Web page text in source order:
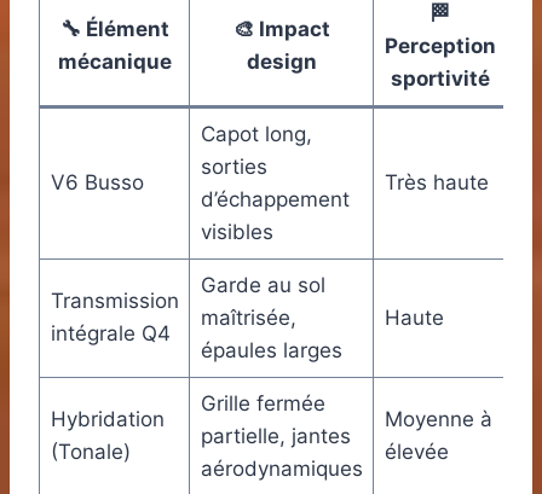
🔧 Élément
mécanique
🎨 Impact
design
🏁
Perception
sportivité
V6 Busso
Capot long,
sorties
d’échappement
visibles
Très haute
Transmission
intégrale Q4
Garde au sol
maîtrisée,
épaules larges
Haute
Hybridation
(Tonale)
Grille fermée
partielle, jantes
aérodynamiques
Moyenne à
élevée